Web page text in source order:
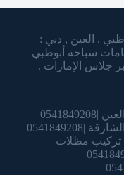
, العين , دبي :
سباحة أبوظبي
جلاس الإمارات .